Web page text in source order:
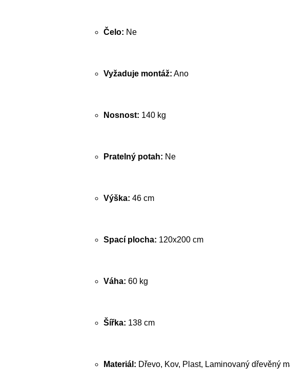
Čelo: Ne
Vyžaduje montáž: Ano
Nosnost: 140 kg
Pratelný potah: Ne
Výška: 46 cm
Spací plocha: 120x200 cm
Váha: 60 kg
Šířka: 138 cm
Materiál: Dřevo, Kov, Plast, Laminovaný dřevěný